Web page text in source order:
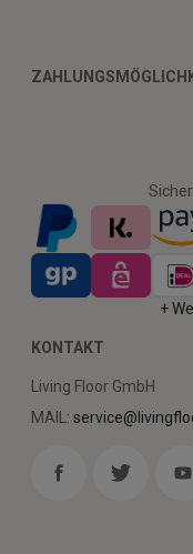
+
KONTAKT
Living Floor GmbH
MAIL: